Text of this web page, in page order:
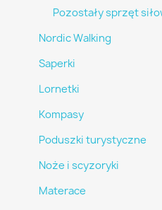
Pozostały sprzęt
Nordic Walking
Saperki
Lornetki
Kompasy
Poduszki turystyczne
Noże i scyzoryki
Materace